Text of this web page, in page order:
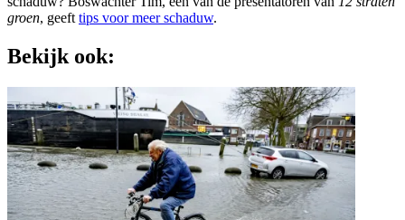
groen, geefttips voor meer schaduw.
Bekijk ook: